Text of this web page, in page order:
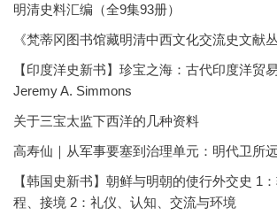
明清史料汇编（全9集93册）
《梵蒂冈图书馆藏明清中西文化交流史文献
【印度洋史新书】珍宝之海：古代印度洋贸
Jeremy A. Simmons
关于三宝太监下西洋的几种资料
高寿仙｜从军事要塞到治理单元：明代卫所
【韩国史新书】朝鲜与明朝的使行外交史 1
程、接境 2：礼仪、认知、交流与环境